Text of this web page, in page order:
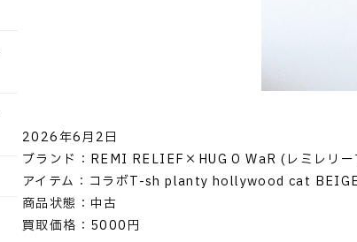
2026年6月2日
ブランド：REMI RELIEF×HUG O WaR (レミレリ
アイテム：コラボT-sh planty hollywood cat BEIGE
商品状態：中古
買取価格：5000円